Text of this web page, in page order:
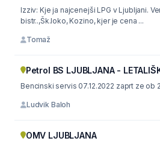
Izziv: Kje ja najcenejši LPG v Ljubljani.
bistr..,Šk.loko, Kozino, kjer je cena ...
Tomaž
Petrol BS LJUBLJANA -
Bencinski servis 07.12.2022 zaprt ze ob
Ludvik Baloh
OMV LJUBLJANA